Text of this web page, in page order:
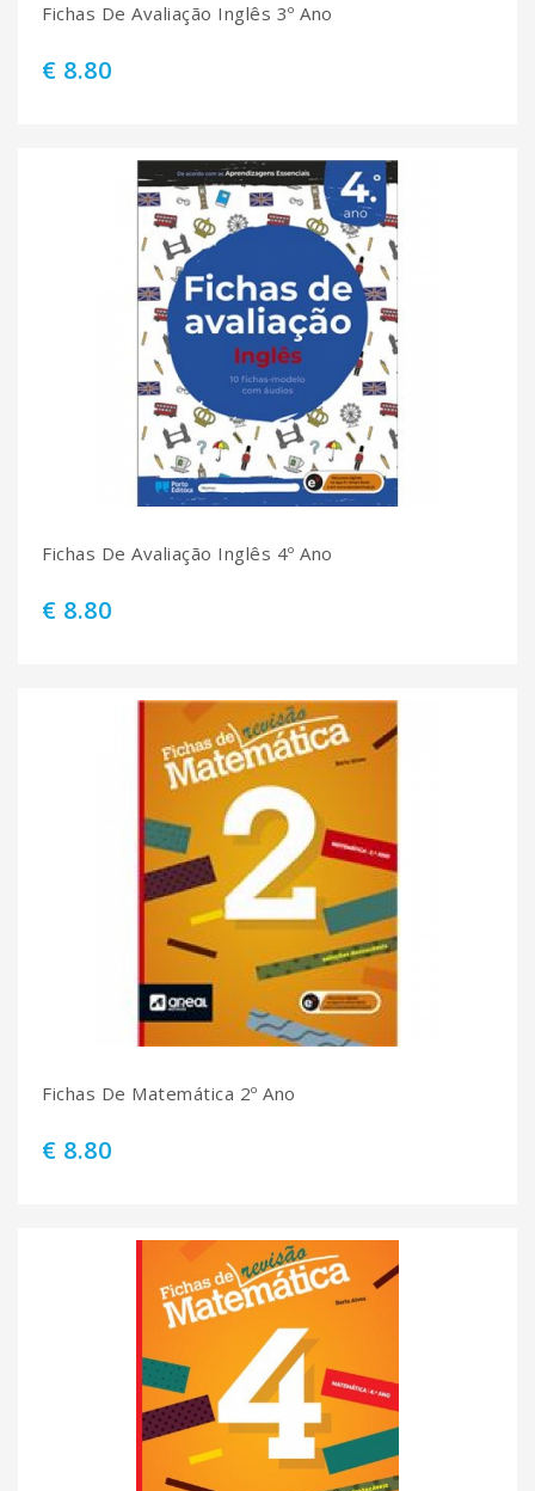
Fichas De Avaliação Inglês 3º Ano
€ 8.80
Fichas De Avaliação Inglês 4º Ano
€ 8.80
Fichas De Matemática 2º Ano
€ 8.80